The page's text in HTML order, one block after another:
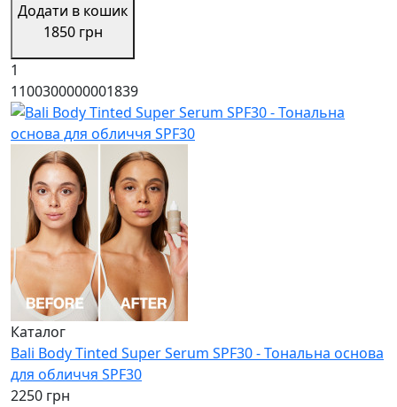
Додати в кошик
1850 грн
1
1100300000001839
Каталог
Bali Body Tinted Super Serum SPF30 - Тональна основа
для обличчя SPF30
2250 грн